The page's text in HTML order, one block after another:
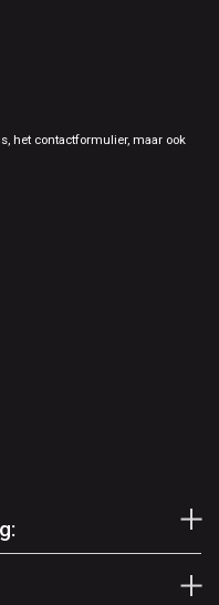
het contactformulier, maar ook